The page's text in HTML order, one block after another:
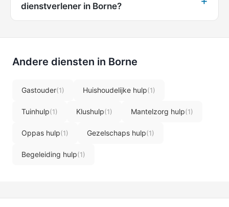
dienstverlener in Borne?
Andere diensten in Borne
Gastouder(1) Huishoudelijke hulp(1)
Tuinhulp(1) Klushulp(1) Mantelzorg hulp(1)
Oppas hulp(1) Gezelschaps hulp(1)
Begeleiding hulp(1)